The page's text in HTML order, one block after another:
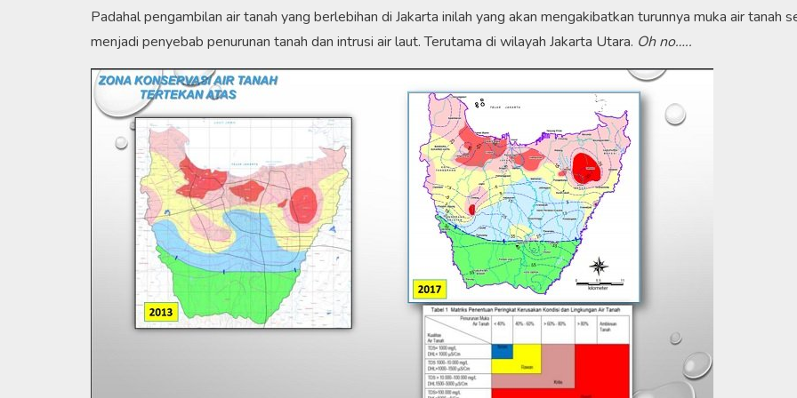
Padahal pengambilan air tanah yang berlebihan di Jakarta inilah yang akan mengakibatkan turunnya muka air tanah
menjadi penyebab penurunan tanah dan intrusi air laut. Terutama di wilayah Jakarta Utara. Oh no…..